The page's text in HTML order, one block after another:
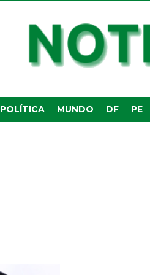
POLÍTICA MUNDO DF PE